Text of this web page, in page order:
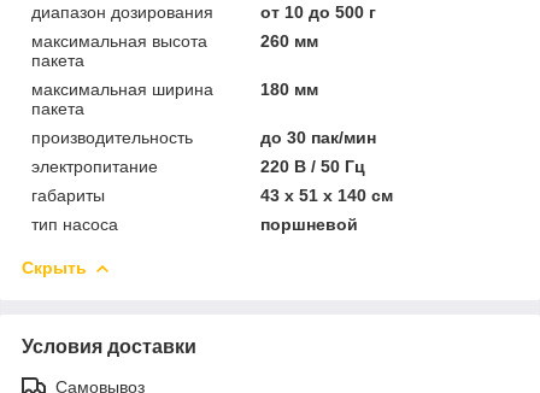
диапазон дозирования
от 10 до 500 г
максимальная высота
пакета
260 мм
максимальная ширина
пакета
180 мм
производительность
до 30 пак/мин
электропитание
220 В / 50 Гц
габариты
43 х 51 х 140 см
тип насоса
поршневой
Скрыть
Условия доставки
Самовывоз